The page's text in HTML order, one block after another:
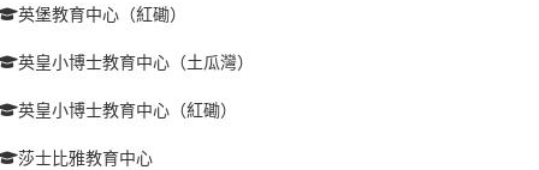
英堡教育中心（紅磡）
英皇小博士教育中心（土瓜灣）
英皇小博士教育中心（紅磡）
莎士比雅教育中心